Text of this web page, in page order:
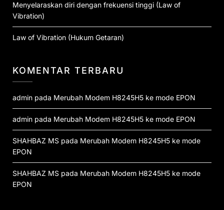
Menyelaraskan diri dengan frekuensi tinggi (Law of
Vibration)
Law of Vibration (Hukum Getaran)
KOMENTAR TERBARU
admin pada Merubah Modem H8245H5 ke mode EPON
admin pada Merubah Modem H8245H5 ke mode EPON
SHAHBAZ MS pada Merubah Modem H8245H5 ke mode
EPON
SHAHBAZ MS pada Merubah Modem H8245H5 ke mode
EPON